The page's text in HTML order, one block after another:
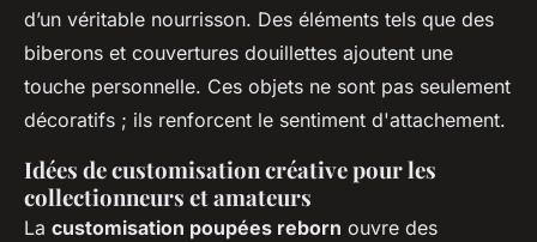
d’un véritable nourrisson. Des éléments tels que des
biberons et couvertures douillettes ajoutent une
touche personnelle. Ces objets ne sont pas seulement
décoratifs ; ils renforcent le sentiment d'attachement.
Idées de customisation créative pour les
collectionneurs et amateurs
La customisation poupées reborn ouvre des